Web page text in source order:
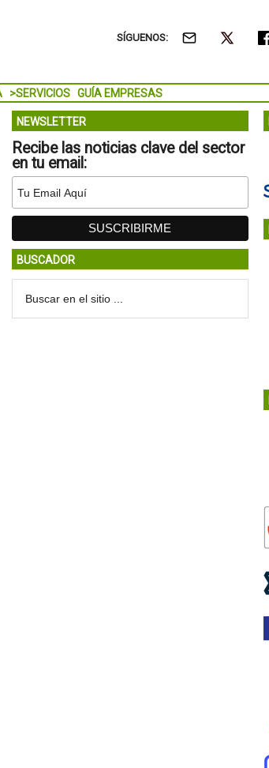
SÍGUENOS:
>SERVICIOS GUÍA EMPRESAS
NEWSLETTER
Recibe las noticias clave del sector
en tu email:
BUSCADOR